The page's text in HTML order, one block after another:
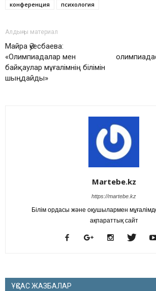
конференция
психология
Алдыңғы материал
Майра Әуесбаева:
«Олимпиадалар мен
байқаулар мұғалімнің білімін
шыңдайды»
Martebe.kz
https://martebe.kz
Білім ордасы және оқушылармен
ақпараттық сайт
ҰҚСАС ЖАЗБАЛАР